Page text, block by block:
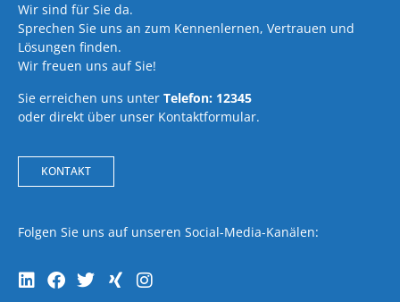
Wir sind für Sie da.
Sprechen Sie uns an zum Kennenlernen, Vertrauen und
Lösungen finden.
Wir freuen uns auf Sie!
Sie erreichen uns unter Telefon: 12345
oder direkt über unser Kontaktformular.
KONTAKT
Folgen Sie uns auf unseren Social-Media-Kanälen: